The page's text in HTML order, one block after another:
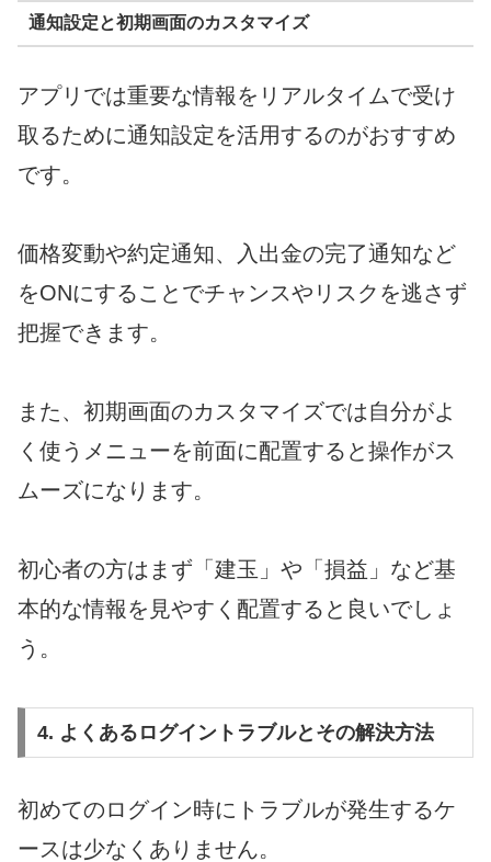
通知設定と初期画面のカスタマイズ
アプリでは重要な情報をリアルタイムで受け
取るために通知設定を活用するのがおすすめ
です。
価格変動や約定通知、入出金の完了通知など
をONにすることでチャンスやリスクを逃さず
把握できます。
また、初期画面のカスタマイズでは自分がよ
く使うメニューを前面に配置すると操作がス
ムーズになります。
初心者の方はまず「建玉」や「損益」など基
本的な情報を見やすく配置すると良いでしょ
う。
4. よくあるログイントラブルとその解決方法
初めてのログイン時にトラブルが発生するケ
ースは少なくありません。